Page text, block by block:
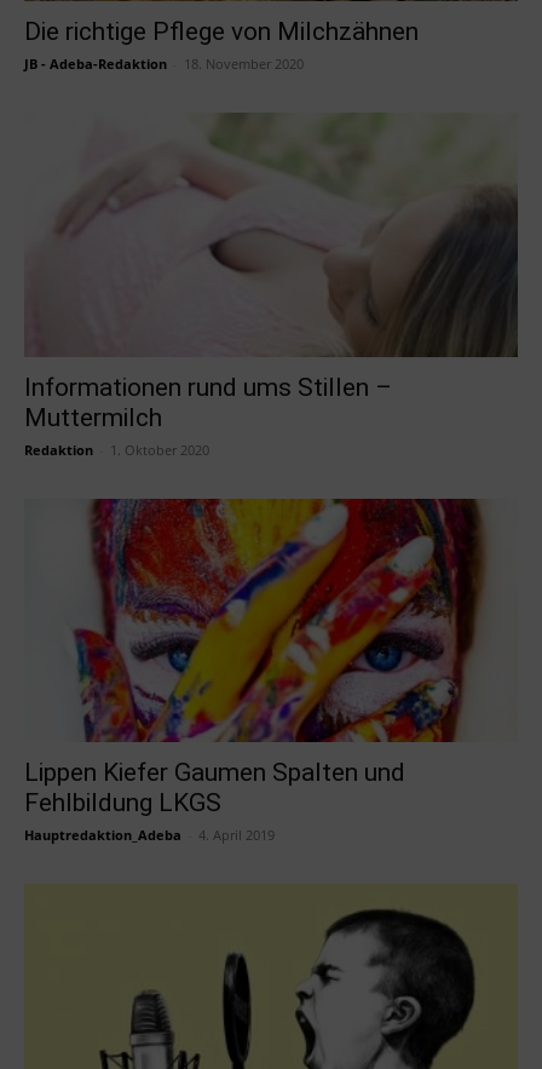
Die richtige Pflege von Milchzähnen
JB - Adeba-Redaktion 18. November 2020
Informationen rund ums Stillen –
Muttermilch
Redaktion 1. Oktober 2020
Lippen Kiefer Gaumen Spalten und
Fehlbildung LKGS
Hauptredaktion_Adeba 4. April 2019